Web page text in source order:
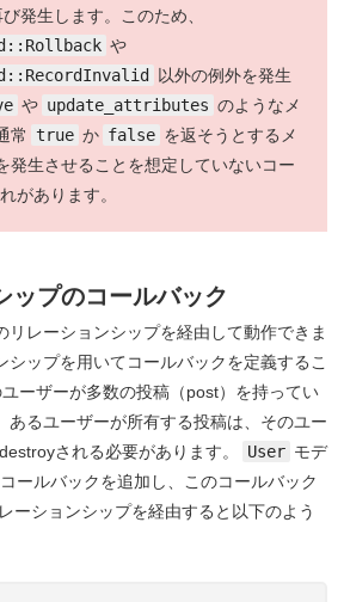
発生します。このため、
や
以外の例外を発生
や update_attributes のようなメ
常 true か false を返そうとするメ
発生させることを想定していないコー
があります。
ップのコールバック
リレーションシップを経由して動作できま
シップを用いてコールバックを定義するこ
ーザーが多数の投稿（post）を持ってい
あるユーザーが所有する投稿は、そのユー
される必要があります。
User モデ
コールバックを追加し、このコールバック
ーションシップを経由すると以下のよう